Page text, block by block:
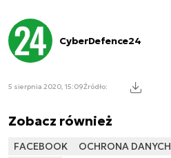
CyberDefence24
5 sierpnia 2020, 15:09Źródło:
Zobacz również
FACEBOOK OCHRONA DANYCH